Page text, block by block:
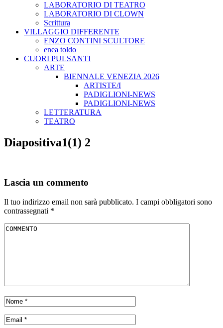
LABORATORIO DI TEATRO
LABORATORIO DI CLOWN
Scrittura
VILLAGGIO DIFFERENTE
ENZO CONTINI SCULTORE
enea toldo
CUORI PULSANTI
ARTE
BIENNALE VENEZIA 2026
ARTISTE/I
PADIGLIONI-NEWS
PADIGLIONI-NEWS
LETTERATURA
TEATRO
Diapositiva1(1) 2
Lascia un commento
Il tuo indirizzo email non sarà pubblicato. I campi obbligatori sono
contrassegnati *